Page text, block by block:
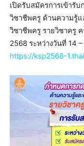
เปิดรับสมัครการเข้ารั
วิชาชีพครู ด้านความรู้
วิชาชีพครู รายวิชาครู
2568 ระหว่างวันที่ 14
https://ksp2568-